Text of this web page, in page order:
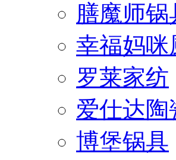
膳魔师锅
幸福妈咪
罗莱家纺
爱仕达陶
博堡锅具